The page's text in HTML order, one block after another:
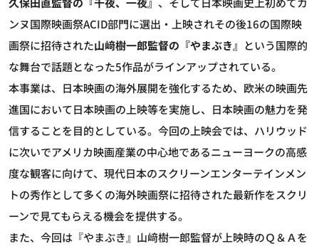
ンヌ国際映画祭ACID部門に選出・上映されその後16の国際映
画祭に招待された山﨑樹一郎監督の『やまぶき』 という国際的
な舞台で話題となった5作品がラインアップされている。
本事業は、日本映画の海外展開を強化するため、欧米の映画先
進国において日本映画の上映等を実施し、日本映画の魅力を発
信することを目的としている。今回の上映会では、ハリウッド
に次いでアメリカ映画産業の中心地であるニューヨークの高感
度な観客に向けて、現代日本のスクリーンエンターテインメン
トの秀作として多くの海外映画祭に招待された最新作をスクリ
ーンで見てもらえる機会を提供する。
また、今回は『やまぶき』山﨑樹一郎監督が上映時のＱ＆Ａを